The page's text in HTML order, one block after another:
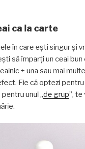
ca la carte
în care eşti singur şi
să împarţi un ceai bun
+ una sau mai
Fie că optezi
pentru unul „de grup”, te